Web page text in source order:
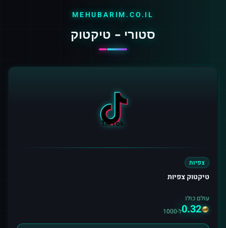
MEHUBARIM.CO.IL
סטורי - טיקטוק
צפיות
טיקטוק צפיות
עולם כולו
0.32ל-1000